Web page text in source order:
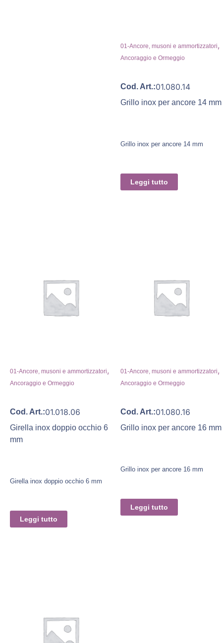
01-Ancore, musoni e ammortizzatori,
Ancoraggio e Ormeggio
Cod. Art.:01.080.14
Grillo inox per ancore 14 mm
Grillo inox per ancore 14 mm
Leggi tutto
01-Ancore, musoni e ammortizzatori,
Ancoraggio e Ormeggio
Cod. Art.:01.018.06
Girella inox doppio occhio 6
mm
Girella inox doppio occhio 6 mm
Leggi tutto
01-Ancore, musoni e ammortizzatori,
Ancoraggio e Ormeggio
Cod. Art.:01.080.16
Grillo inox per ancore 16 mm
Grillo inox per ancore 16 mm
Leggi tutto